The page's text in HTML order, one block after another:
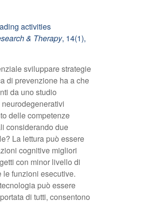
activities
& Therapy, 14(1),
sviluppare strategie
di prevenzione ha a che
da uno studio
delle competenze
considerando due
La lettura può essere
cognitive migliori
con minor livello di
funzioni esecutive.
può essere
di tutti, consentono